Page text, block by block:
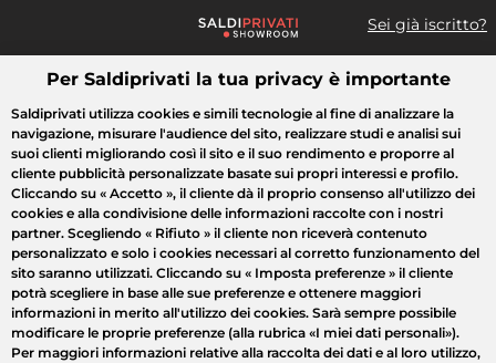
Sei già iscritto?
Cosa cerchi?
Tutte le vendite Moda Casa Bellezza Elettrodomestici
Per Saldiprivati la tua privacy è importante
Saldiprivati utilizza cookies e simili tecnologie al fine di analizzare la
navigazione, misurare l'audience del sito, realizzare studi e analisi sui
suoi clienti migliorando così il sito e il suo rendimento e proporre al
cliente pubblicità personalizzate basate sui propri interessi e profilo.
Cliccando su « Accetto », il cliente dà il proprio consenso all'utilizzo dei
cookies e alla condivisione delle informazioni raccolte con i nostri
partner. Scegliendo « Rifiuto » il cliente non riceverà contenuto
personalizzato e solo i cookies necessari al corretto funzionamento del
sito saranno utilizzati. Cliccando su « Imposta preferenze » il cliente
potrà scegliere in base alle sue preferenze e ottenere maggiori
informazioni in merito all'utilizzo dei cookies. Sarà sempre possibile
modificare le proprie preferenze (alla rubrica «I miei dati personali»).
Per maggiori informazioni relative alla raccolta dei dati e al loro utilizzo,